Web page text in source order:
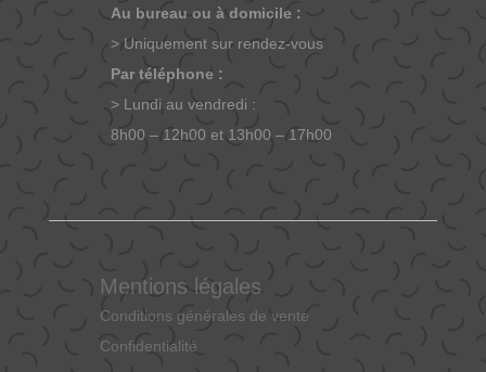
Au bureau ou à domicile :
> Uniquement sur rendez-vous
Par téléphone :
> Lundi au vendredi :
8h00 – 12h00 et 13h00 – 17h00
Mentions légales
Conditions générales de vente
Confidentialité